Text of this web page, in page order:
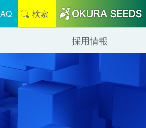
検索
採用情報